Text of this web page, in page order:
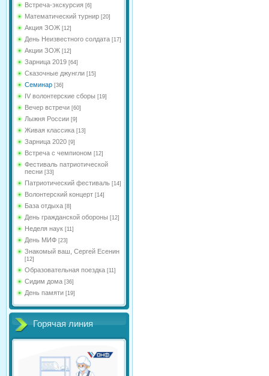
Встреча-экскурсия [6]
Математический турнир [20]
Акция ЗОЖ [12]
День Неизвестного солдата [17]
Акции ЗОЖ [12]
Зарница 2019 [64]
Сказочные джунгли [15]
Семинар [36]
IV волонтерские сборы [19]
Вечер встречи [60]
Лыжня России [9]
Живая классика [13]
Зарница 2020 [9]
Встреча с чемпионом [12]
Фестиваль патриотической
песни [33]
Патриотический фестиваль [14]
Волонтерский концерт [14]
База отдыха [8]
День гражданской обороны [12]
Неделя наук [11]
День МИФ [23]
Знакомый ваш, Сергей Есенин
[12]
Образовательная поездка [11]
Сидим дома [36]
День памяти [19]
Горячая линия